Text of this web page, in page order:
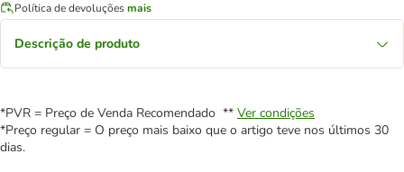
Política de devoluçõesmais
Descrição de produto
*PVR = Preço de Venda Recomendado ** Ver condições
*Preço regular = O preço mais baixo que o artigo teve nos últimos 30
dias.